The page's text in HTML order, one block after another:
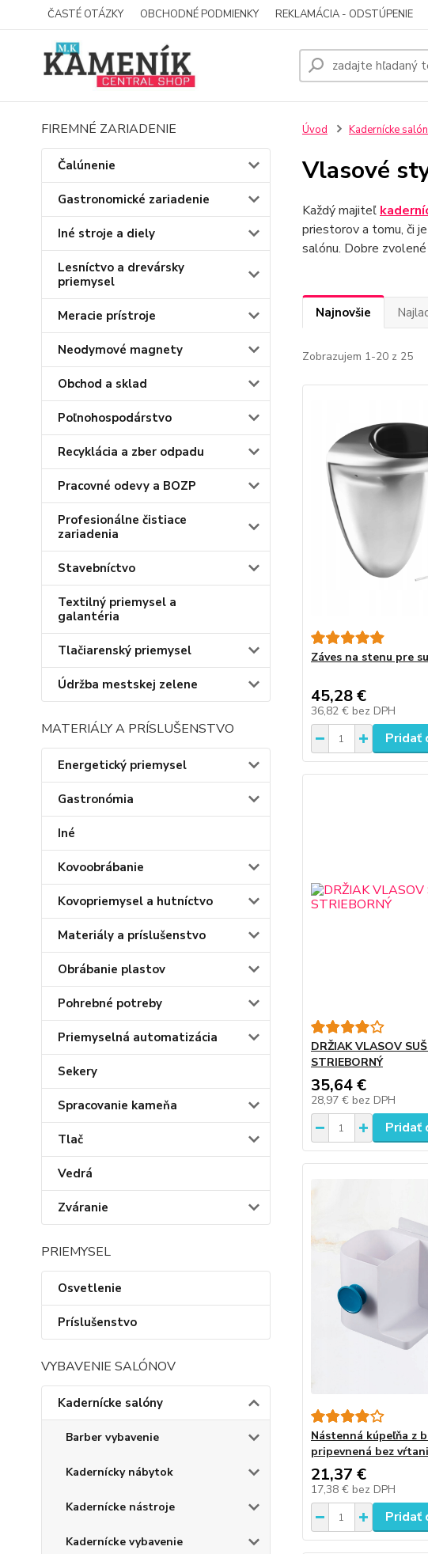
ČASTÉ OTÁZKY OBCHODNÉ PODMIENKY REKLAMÁCIA - ODSTÚPENIE
FIREMNÉ ZARIADENIE
Čalúnenie
Gastronomické zariadenie
Iné stroje a diely
Lesníctvo a drevársky
priemysel
Meracie prístroje
Neodymové magnety
Obchod a sklad
Poľnohospodárstvo
Recyklácia a zber odpadu
Pracovné odevy a BOZP
Profesionálne čistiace
zariadenia
Stavebníctvo
Textilný priemysel a
galantéria
Tlačiarenský priemysel
Údržba mestskej zelene
MATERIÁLY A PRÍSLUŠENSTVO
Energetický priemysel
Gastronómia
Iné
Kovoobrábanie
Kovopriemysel a hutníctvo
Materiály a príslušenstvo
Obrábanie plastov
Pohrebné potreby
Priemyselná automatizácia
Sekery
Spracovanie kameňa
Tlač
Vedrá
Zváranie
PRIEMYSEL
Osvetlenie
Príslušenstvo
VYBAVENIE SALÓNOV
Kadernícke salóny
Barber vybavenie
Kadernícky nábytok
Kadernícke nástroje
Kadernícke vybavenie
Úvod Kadernícke
Vlasové
Každý majiteľ
priestorov a tomu, či
salónu. Dobre
Najnovšie
Zobrazujem 1-20 z 25
Záves na stenu pre
45,28 €
36,82 € bez DPH
Pridať
DRŽIAK VLASOV
STRIEBORNÝ
35,64 €
28,97 € bez DPH
Pridať
Nástenná kúpeľňa z
pripevnená bez
21,37 €
17,38 € bez DPH
Pridať